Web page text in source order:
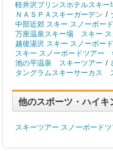
軽井沢プリンスホテルスキ
ＮＡＳＰＡスキーガーデン /
中部近郊 スキー スノーボー
万座温泉スキー場 スキー ス
越後湯沢 スキー スノーボー
スキー スノーボードツアー
池の平温泉 スキーツアー /
タングラムスキーサーカス
他のスポーツ・ハイキ
スキーツアー スノーボードツ